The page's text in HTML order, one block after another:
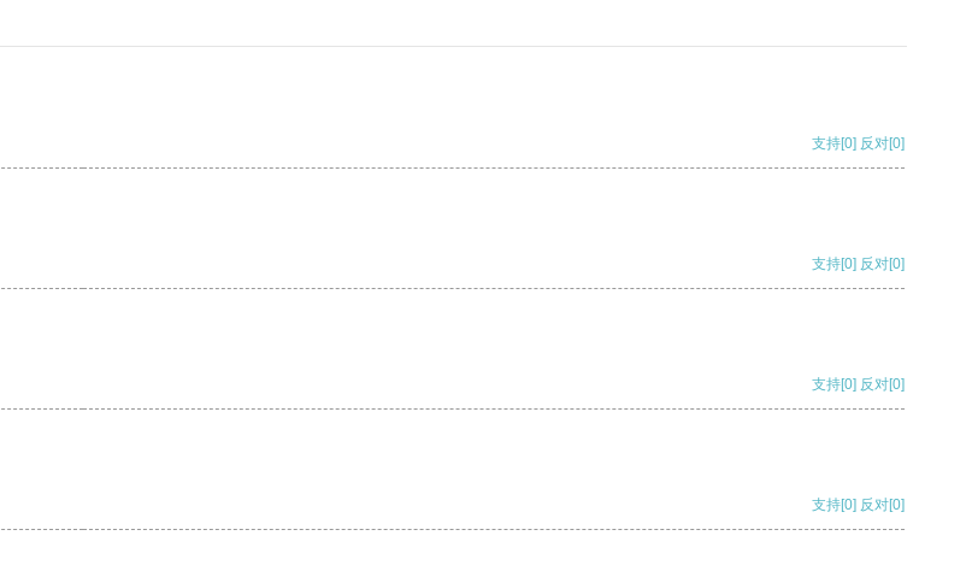
支持[0] 反对[0]
支持[0] 反对[0]
支持[0] 反对[0]
支持[0] 反对[0]